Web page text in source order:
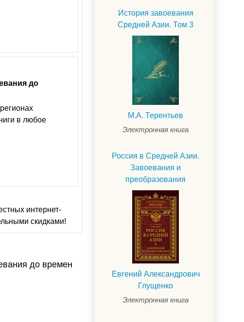
до
в любое
интернет-
скидками!
до времен
История завоевания
Средней Азии. Том 3
М.А. Терентьев
Электронная книга
Россия в Средней Азии.
Завоевания и
преобразования
Евгений Александрович
Глущенко
Электронная книга